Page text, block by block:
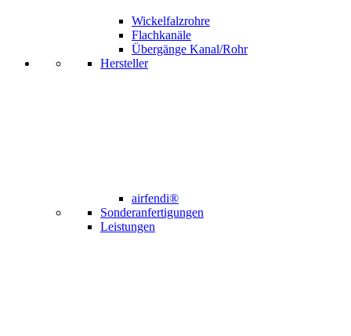
Wickelfalzrohre
Flachkanäle
Übergänge Kanal/Rohr
Hersteller
airfendi®
Sonderanfertigungen
Leistungen